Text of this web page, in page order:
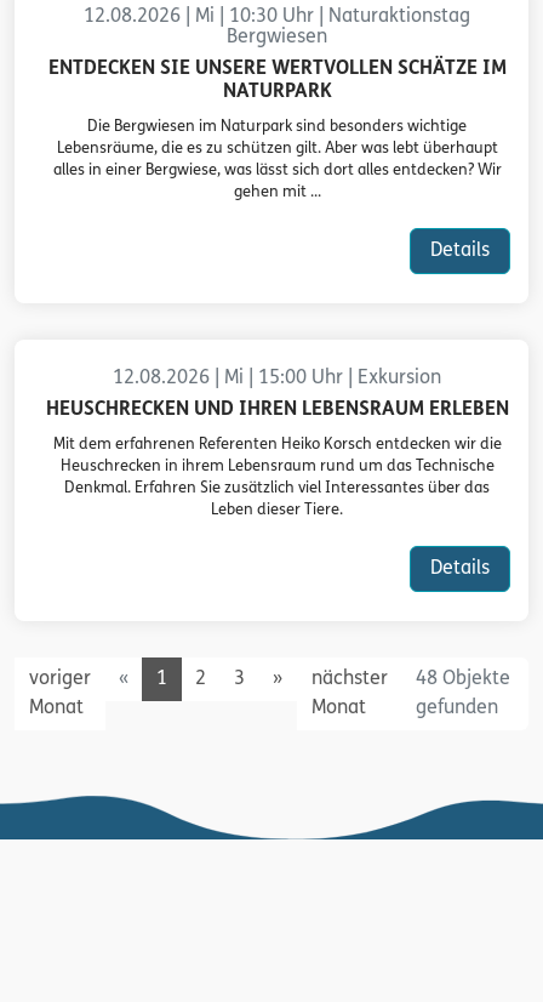
12.08.2026 | Mi | 10:30 Uhr | Naturaktionstag
Bergwiesen
ENTDECKEN SIE UNSERE WERTVOLLEN SCHÄTZE IM
NATURPARK
Die Bergwiesen im Naturpark sind besonders wichtige
Lebensräume, die es zu schützen gilt. Aber was lebt überhaupt
alles in einer Bergwiese, was lässt sich dort alles entdecken? Wir
gehen mit ...
Details
12.08.2026 | Mi | 15:00 Uhr | Exkursion
HEUSCHRECKEN UND IHREN LEBENSRAUM ERLEBEN
Mit dem erfahrenen Referenten Heiko Korsch entdecken wir die
Heuschrecken in ihrem Lebensraum rund um das Technische
Denkmal. Erfahren Sie zusätzlich viel Interessantes über das
Leben dieser Tiere.
Details
voriger
Monat
«Previous
1 2 3 »Nextnächster
Monat
48 Objekte
gefunden